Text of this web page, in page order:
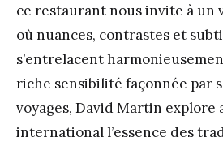
ce restaurant nous invite à un
où nuances, contrastes et
s’entrelacent
riche sensibilité façonnée par
voyages, David Martin explore
international l’essence des